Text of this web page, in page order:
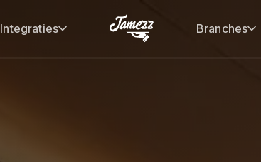
Integraties Branches